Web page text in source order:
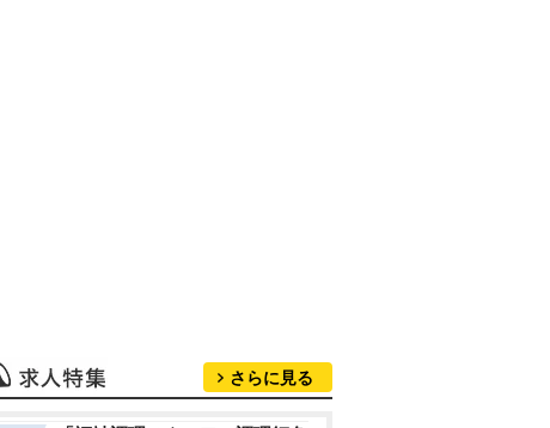
さらに見る